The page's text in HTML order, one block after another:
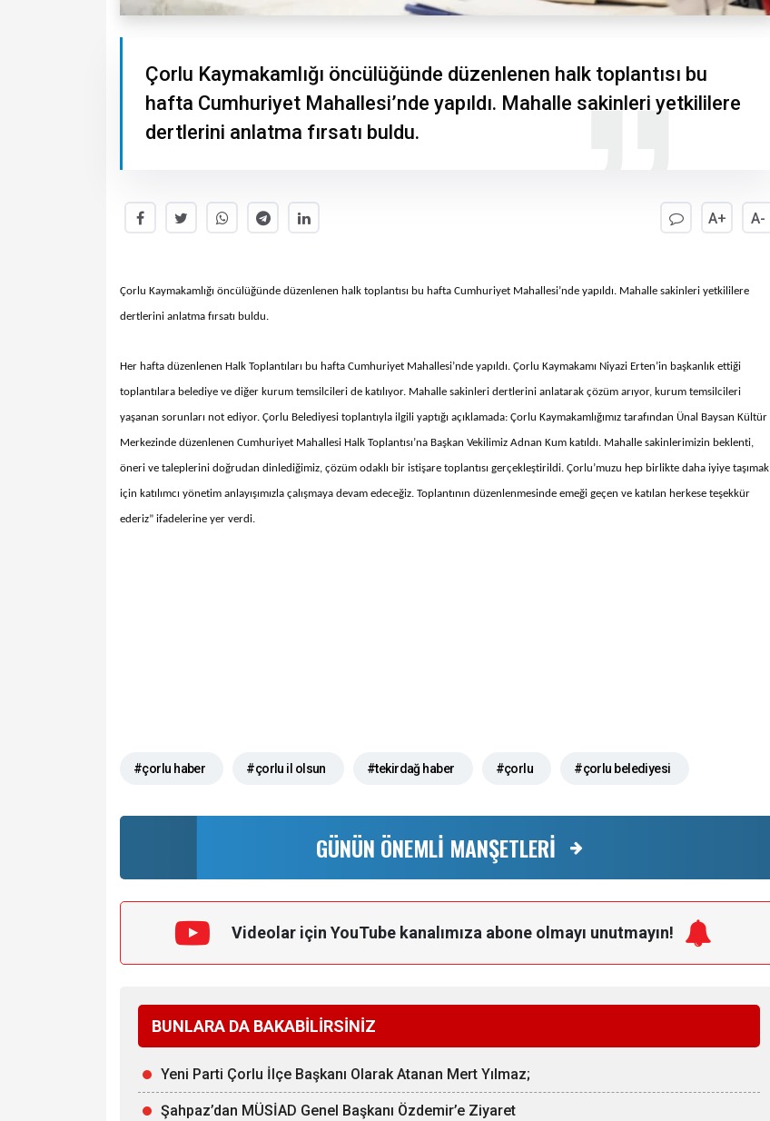
Çorlu Kaymakamlığı öncülüğünde düzenlenen halk toplantısı bu
hafta Cumhuriyet Mahallesi’nde yapıldı. Mahalle sakinleri yetkililere
dertlerini anlatma fırsatı buldu.
A+ A-
Çorlu Kaymakamlığı öncülüğünde düzenlenen halk toplantısı bu hafta Cumhuriyet Mahallesi’nde yapıldı. Mahalle sakinleri yetkililere
dertlerini anlatma fırsatı buldu.
Her hafta düzenlenen Halk Toplantıları bu hafta Cumhuriyet Mahallesi’nde yapıldı. Çorlu Kaymakamı Niyazi Erten’in başkanlık ettiği
toplantılara belediye ve diğer kurum temsilcileri de katılıyor. Mahalle sakinleri dertlerini anlatarak çözüm arıyor, kurum temsilcileri
yaşanan sorunları not ediyor. Çorlu Belediyesi toplantıyla ilgili yaptığı açıklamada: Çorlu Kaymakamlığımız tarafından Ünal Baysan Kültür
Merkezinde düzenlenen Cumhuriyet Mahallesi Halk Toplantısı’na Başkan Vekilimiz Adnan Kum katıldı. Mahalle sakinlerimizin beklenti,
öneri ve taleplerini doğrudan dinlediğimiz, çözüm odaklı bir istişare toplantısı gerçekleştirildi. Çorlu’muzu hep birlikte daha iyiye taşımak
için katılımcı yönetim anlayışımızla çalışmaya devam edeceğiz. Toplantının düzenlenmesinde emeği geçen ve katılan herkese teşekkür
ederiz” ifadelerine yer verdi.
#çorlu haber #çorlu il olsun #tekirdağ haber #çorlu #çorlu belediyesi
GÜNÜN ÖNEMLİ MANŞETLERİ
Videolar için YouTube kanalımıza abone olmayı unutmayın!
BUNLARA DA BAKABİLİRSİNİZ
Yeni Parti Çorlu İlçe Başkanı Olarak Atanan Mert Yılmaz;
Şahpaz’dan MÜSİAD Genel Başkanı Özdemir’e Ziyaret